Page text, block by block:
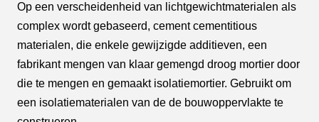
Op een verscheidenheid van lichtgewichtmaterialen als
complex wordt gebaseerd, cement cementitious
materialen, die enkele gewijzigde additieven, een
fabrikant mengen van klaar gemengd droog mortier door
die te mengen en gemaakt isolatiemortier. Gebruikt om
een isolatiematerialen van de de bouwoppervlakte te